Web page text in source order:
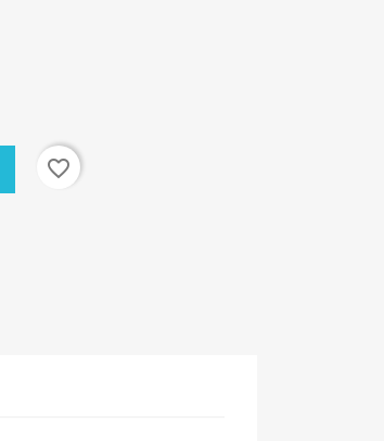
favorite_border